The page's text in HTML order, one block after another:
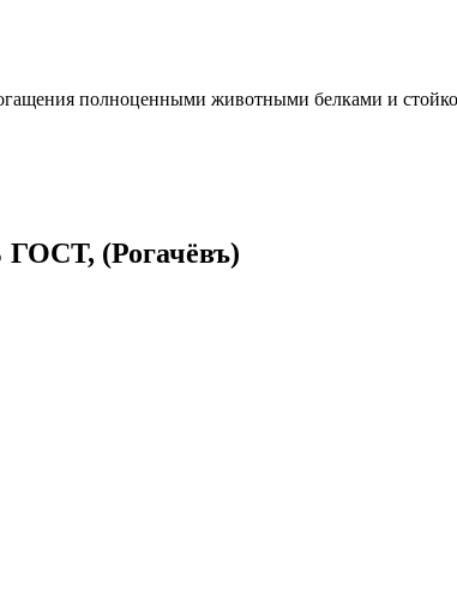
полноценными животными белками и
(Рогачёвъ)